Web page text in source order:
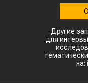
Другие
для
на: